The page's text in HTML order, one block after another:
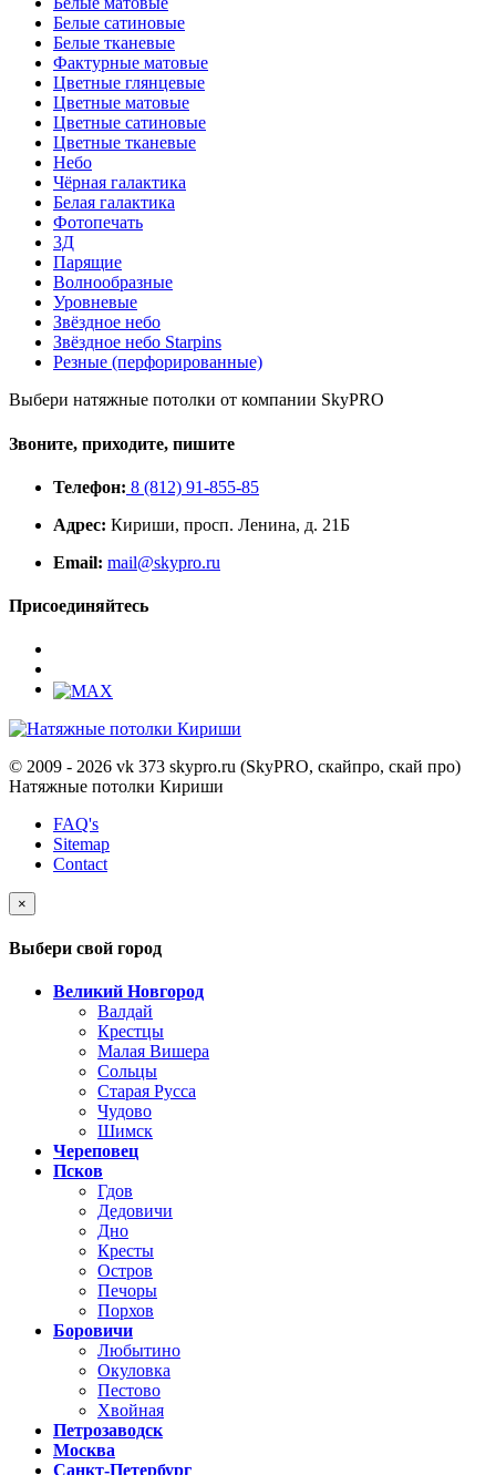
Белые сатиновые
Белые тканевые
Фактурные матовые
Цветные глянцевые
Цветные матовые
Цветные сатиновые
Цветные тканевые
Небо
Чёрная галактика
Белая галактика
Фотопечать
3Д
Парящие
Волнообразные
Уровневые
Звёздное небо
Звёздное небо Starpins
Резные (перфорированные)
Выбери натяжные потолки от компании SkyPRO
Звоните, приходите, пишите
Телефон: 8 (812) 91-855-85
Адрес: Кириши, просп. Ленина, д. 21Б
Email: mail@skypro.ru
Присоединяйтесь
© 2009 - 2026 vk 373 skypro.ru (SkyPRO, скайпро, скай про)
Натяжные потолки Кириши
FAQ's
Sitemap
Contact
×
Выбери свой город
Великий Новгород
Валдай
Крестцы
Малая Вишера
Сольцы
Старая Русса
Чудово
Шимск
Череповец
Псков
Гдов
Дедовичи
Дно
Кресты
Остров
Печоры
Порхов
Боровичи
Любытино
Окуловка
Пестово
Хвойная
Петрозаводск
Москва
Санкт-Петербург